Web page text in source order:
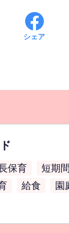
シェア
保育 短期
給食 園